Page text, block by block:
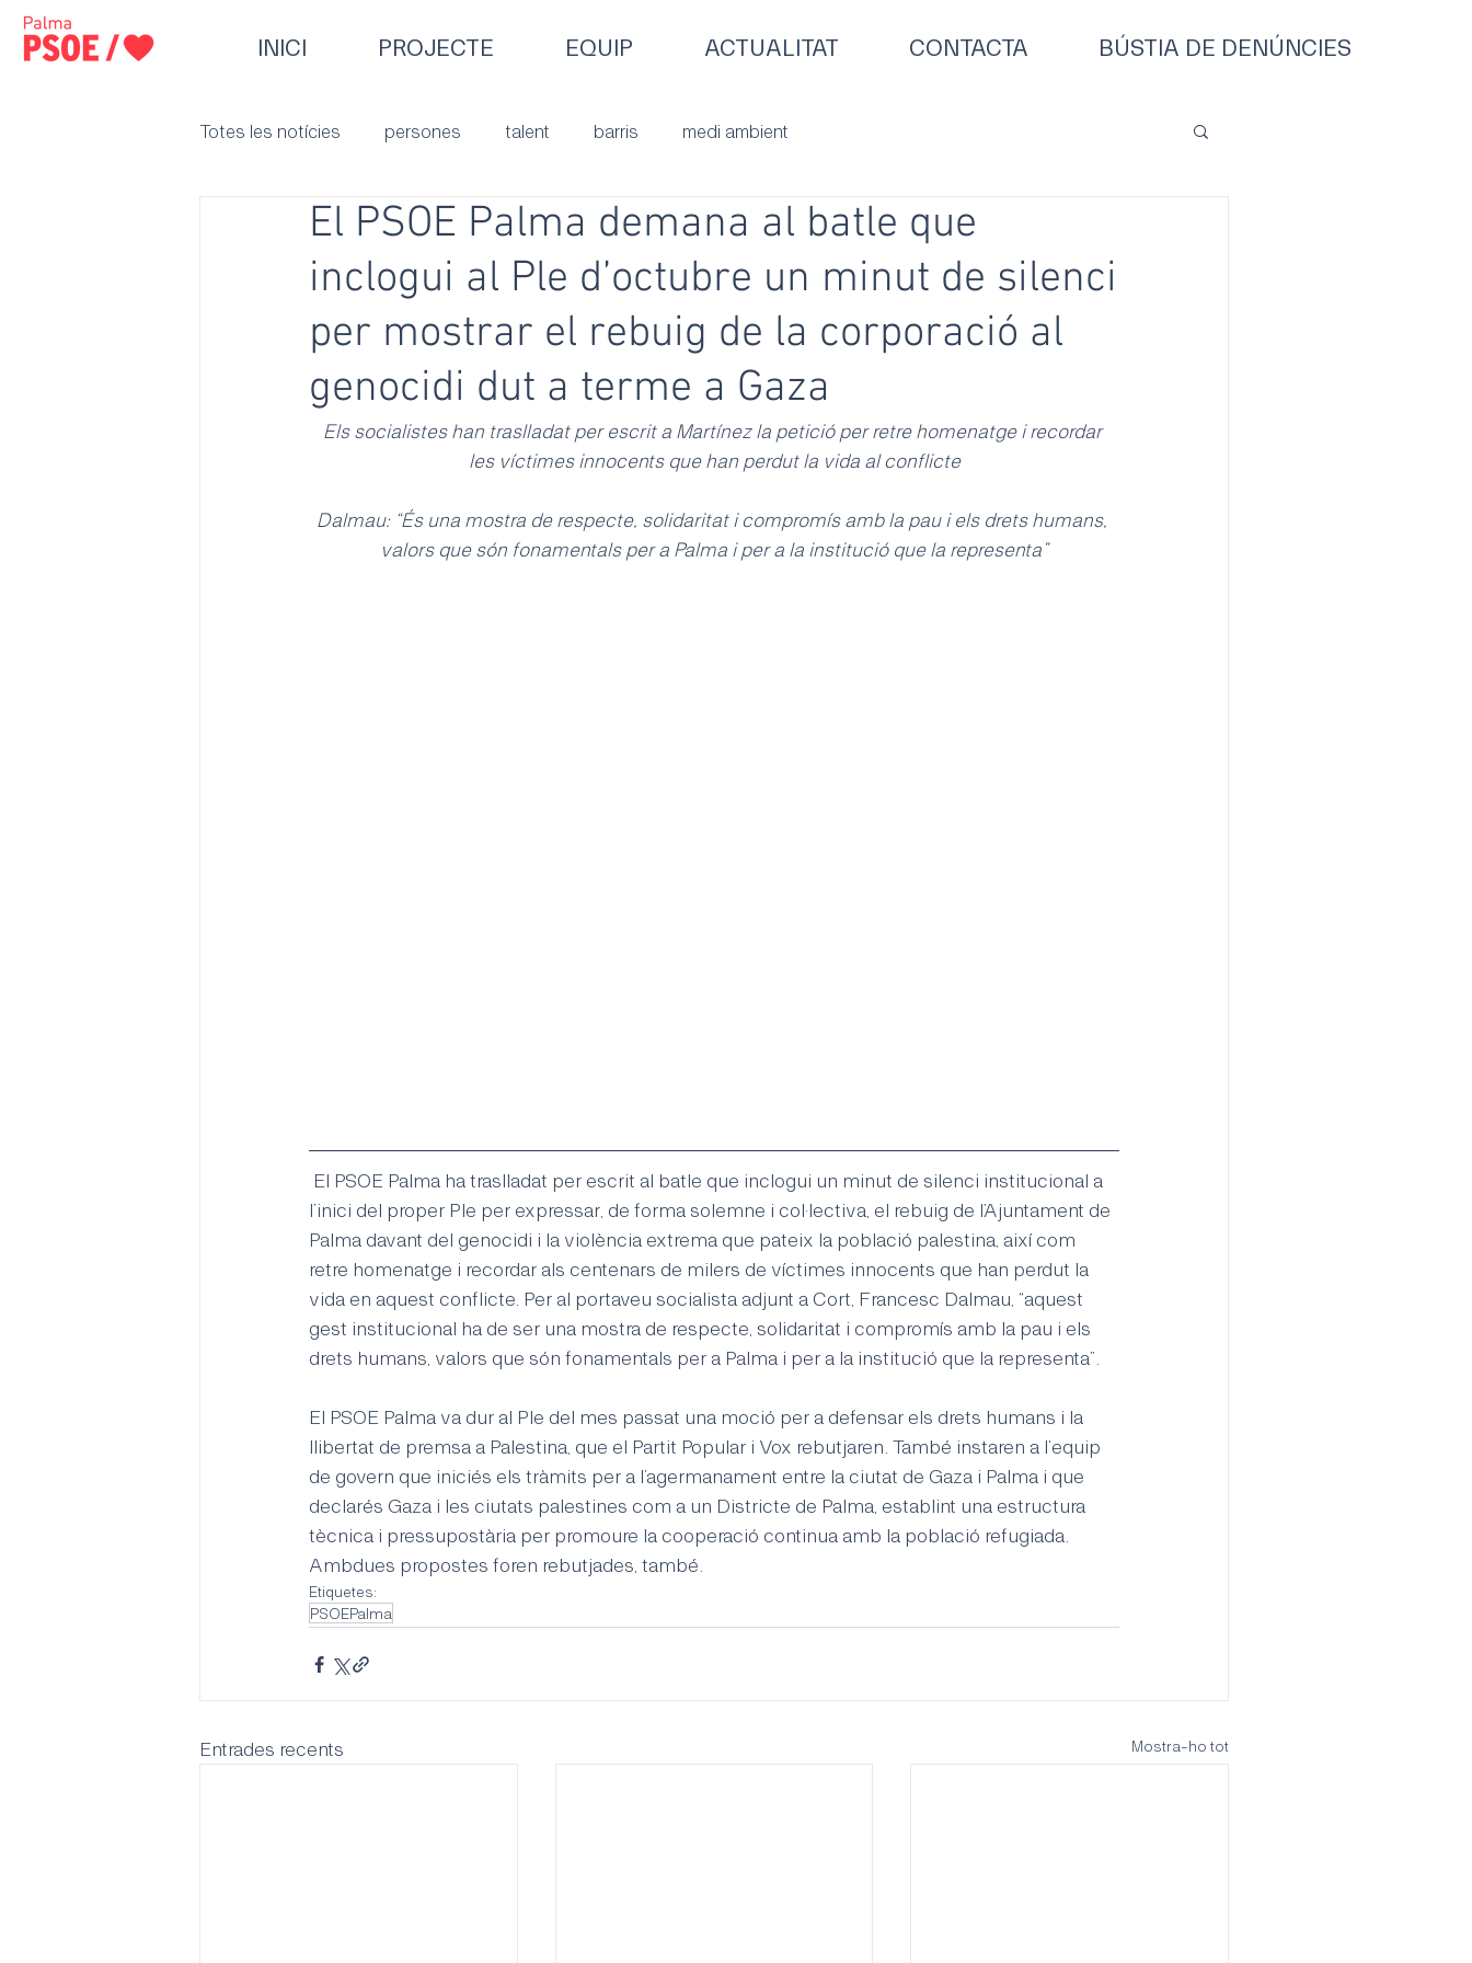
INICI PROJECTE EQUIP ACTUALITAT CONTACTA BÚSTIA DE DENÚNCIES
Totes les notícies persones talent barris medi ambient
El PSOE Palma demana al batle que
inclogui al Ple d’octubre un minut de silenci
per mostrar el rebuig de la corporació al
genocidi dut a terme a Gaza
Els socialistes han traslladat per escrit a Martínez la petició per retre homenatge i recordar
les víctimes innocents que han perdut la vida al conflicte
Dalmau: “És una mostra de respecte, solidaritat i compromís amb la pau i els drets humans,
valors que són fonamentals per a Palma i per a la institució que la representa”
El PSOE Palma ha traslladat per escrit al batle que inclogui un minut de silenci institucional a
l’inici del proper Ple per expressar, de forma solemne i col·lectiva, el rebuig de l’Ajuntament de
Palma davant del genocidi i la violència extrema que pateix la població palestina, així com
retre homenatge i recordar als centenars de milers de víctimes innocents que han perdut la
vida en aquest conflicte. Per al portaveu socialista adjunt a Cort, Francesc Dalmau, “aquest
gest institucional ha de ser una mostra de respecte, solidaritat i compromís amb la pau i els
drets humans, valors que són fonamentals per a Palma i per a la institució que la representa”.
El PSOE Palma va dur al Ple del mes passat una moció per a defensar els drets humans i la
llibertat de premsa a Palestina, que el Partit Popular i Vox rebutjaren. També instaren a l’equip
de govern que iniciés els tràmits per a l’agermanament entre la ciutat de Gaza i Palma i que
declarés Gaza i les ciutats palestines com a un Districte de Palma, establint una estructura
tècnica i pressupostària per promoure la cooperació continua amb la població refugiada.
Ambdues propostes foren rebutjades, també.
Etiquetes:
PSOEPalma
Entrades recents Mostra-ho tot